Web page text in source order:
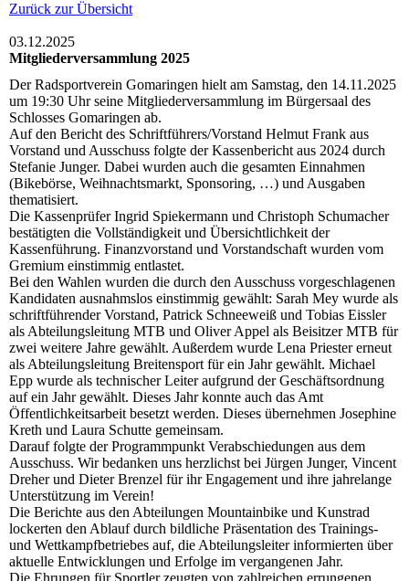
Zurück zur Übersicht
03.12.2025
Mitgliederversammlung 2025
Der Radsportverein Gomaringen hielt am Samstag, den 14.11.2025
um 19:30 Uhr seine Mitgliederversammlung im Bürgersaal des
Schlosses Gomaringen ab.
Auf den Bericht des Schriftführers/Vorstand Helmut Frank aus
Vorstand und Ausschuss folgte der Kassenbericht aus 2024 durch
Stefanie Junger. Dabei wurden auch die gesamten Einnahmen
(Bikebörse, Weihnachtsmarkt, Sponsoring, …) und Ausgaben
thematisiert.
Die Kassenprüfer Ingrid Spiekermann und Christoph Schumacher
bestätigten die Vollständigkeit und Übersichtlichkeit der
Kassenführung. Finanzvorstand und Vorstandschaft wurden vom
Gremium einstimmig entlastet.
Bei den Wahlen wurden die durch den Ausschuss vorgeschlagenen
Kandidaten ausnahmslos einstimmig gewählt: Sarah Mey wurde als
schriftführender Vorstand, Patrick Schneeweiß und Tobias Eissler
als Abteilungsleitung MTB und Oliver Appel als Beisitzer MTB für
zwei weitere Jahre gewählt. Außerdem wurde Lena Priester erneut
als Abteilungsleitung Breitensport für ein Jahr gewählt. Michael
Epp wurde als technischer Leiter aufgrund der Geschäftsordnung
auf ein Jahr gewählt. Dieses Jahr konnte auch das Amt
Öffentlichkeitsarbeit besetzt werden. Dieses übernehmen Josephine
Kreth und Laura Schutte gemeinsam.
Darauf folgte der Programmpunkt Verabschiedungen aus dem
Ausschuss. Wir bedanken uns herzlichst bei Jürgen Junger, Vincent
Dreher und Dieter Brenzel für ihr Engagement und ihre jahrelange
Unterstützung im Verein!
Die Berichte aus den Abteilungen Mountainbike und Kunstrad
lockerten den Ablauf durch bildliche Präsentation des Trainings-
und Wettkampfbetriebes auf, die Abteilungsleiter informierten über
aktuelle Entwicklungen und Erfolge im vergangenen Jahr.